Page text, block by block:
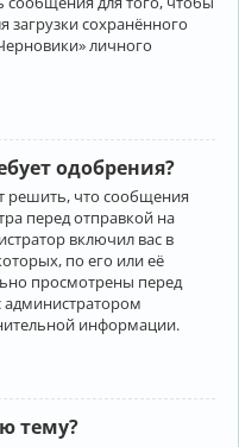
загрузки сохранённого
личного
одобрения?
решить, что сообщения
перед отправкой на
включил вас в
по его или её
просмотрены перед
администратором
информации.
тему?